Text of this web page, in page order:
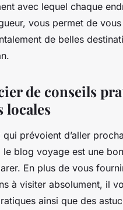
avec lequel chaque
vous permet de
de belles
de conseils
locales
qui prévoient d’aller
le blog voyage est une
En plus de vous
à visiter absolument, il
ainsi que des